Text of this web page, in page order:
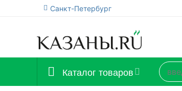
Санкт-Петербург
Каталог товаров